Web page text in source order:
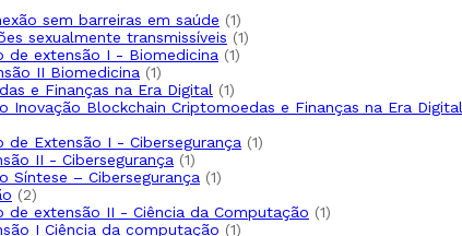
sem barreiras em saúde
1
sexualmente transmissíveis
1
de extensão I - Biomedicina
1
II Biomedicina
1
e Finanças na Era Digital
1
Inovação Blockchain Criptomoedas e Finanças na Era Digital
Extensão I - Cibersegurança
1
II - Cibersegurança
1
Síntese – Cibersegurança
1
2
de extensão II - Ciência da Computação
1
I Ciência da computação
1